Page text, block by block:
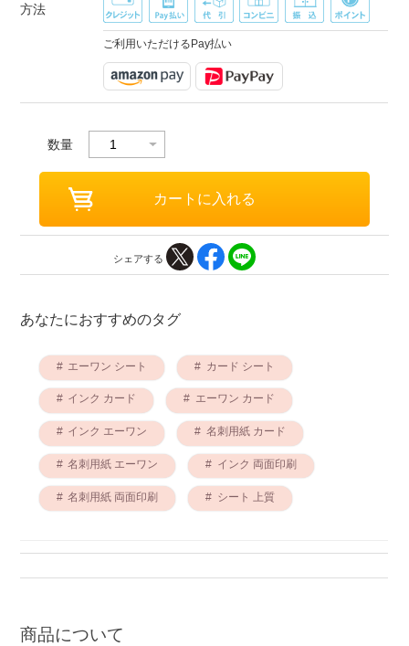
方法
ご利用いただけるPay払い
数量
シェアする
あなたにおすすめのタグ
エーワン シート カード シート
インク カード エーワン カード
インク エーワン 名刺用紙 カード
名刺用紙 エーワン インク 両面印刷
名刺用紙 両面印刷 シート 上質
商品について